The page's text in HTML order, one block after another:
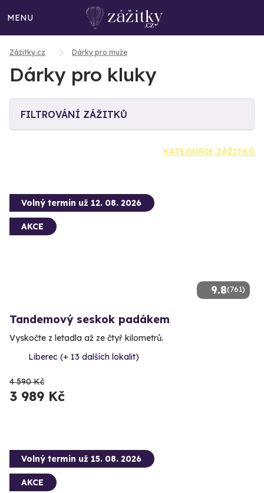
MENU
Zážitky.cz Dárky pro muže
Dárky pro kluky
FILTROVÁNÍ ZÁŽITKŮ
KATEGORIE ZÁŽITKŮ
9.8(761)
Volný termín už 12. 08. 2026
AKCE
Tandemový seskok padákem
Vyskočte z letadla až ze čtyř kilometrů.
Liberec (+ 13 dalších lokalit)
4 590 Kč
3 989 Kč
Volný termín už 15. 08. 2026
AKCE